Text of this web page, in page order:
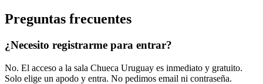
Preguntas frecuentes
¿Necesito registrarme para entrar?
No. El acceso a la sala Chueca Uruguay es inmediato y gratuito.
Solo elige un apodo y entra. No pedimos email ni contraseña.